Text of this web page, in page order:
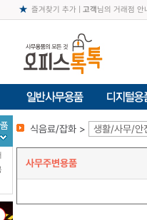
즐겨찾기 추가| 고객님의 거래점 안
식음료/잡화 > 생활/사무/안
사무주변용품